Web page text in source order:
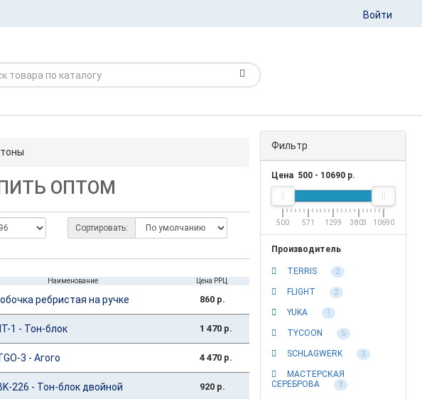
Войти
ОПТОМ
Сортировать:
Наименование Цена РРЦ
ребристая на ручке 860 р.
1 - Тон-блок 1 470 р.
3 - Агого 4 470 р.
226 - Тон-блок двойной 920 р.
Фильтр
Цена 500 - 10690 р.
500 571 1299 3803 10690
Производитель
TERRIS 2
FLIGHT 2
YUKA 1
TYCOON 5
SCHLAGWERK 3
МАСТЕРСКАЯ
СЕРЕБРОВА
3